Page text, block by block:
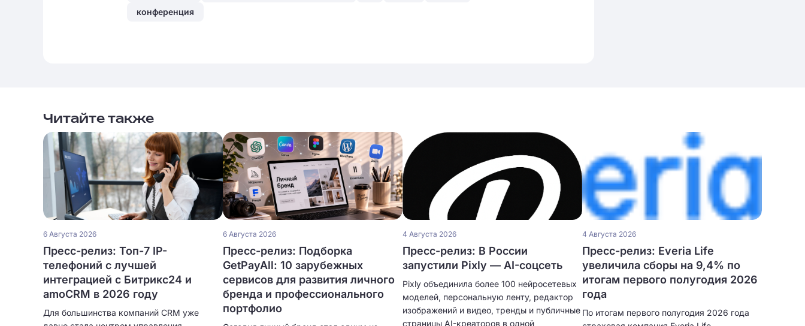
конференция
Читайте также
6 Августа 2026
Пресс-релиз: Топ-7 IP-
телефоний с лучшей
интеграцией с Битрикс24 и
amoCRM в 2026 году
Для большинства компаний CRM уже
6 Августа 2026
Пресс-релиз: Подборка
GetPayAll: 10 зарубежных
сервисов для развития личного
бренда и профессионального
портфолио
4 Августа 2026
Пресс-релиз: В России
запустили Pixly — AI-соцсеть
Pixly объединила более 100 нейросетевых
моделей, персональную ленту, редактор
изображений и видео, тренды и публичные
страницы AI-креаторов в одной
4 Августа 2026
Пресс-релиз: Everia Life
увеличила сборы на 9,4% по
итогам первого полугодия 2026
года
По итогам первого полугодия 2026 года